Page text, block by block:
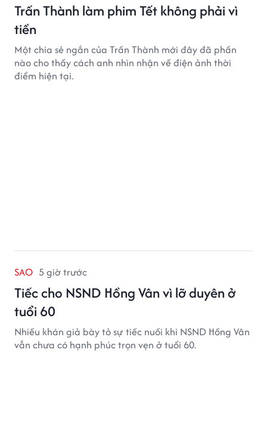
Trấn Thành làm phim Tết không phải vì
tiền
Một chia sẻ ngắn của Trấn Thành mới đây đã phần
nào cho thấy cách anh nhìn nhận về điện ảnh thời
điểm hiện tại.
SAO 5 giờ trước
Tiếc cho NSND Hồng Vân vì lỡ duyên ở
tuổi 60
Nhiều khán giả bày tỏ sự tiếc nuối khi NSND Hồng Vân
vẫn chưa có hạnh phúc trọn vẹn ở tuổi 60.